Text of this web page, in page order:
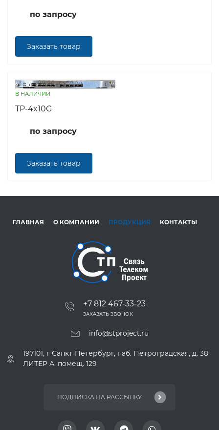
по запросу
Заказать товар
В НАЛИЧИИ
TP-4x10G
по запросу
Заказать товар
ГЛАВНАЯ О КОМПАНИИ ПРОДУКЦИЯ КОНТАКТЫ
+7 812 467-33-23
ЗАКАЗАТЬ ЗВОНОК
info@stproject.ru
197101, г Санкт-Петербург, наб. Петроградская, д. 38
ЛИТЕР А, помещ. 129